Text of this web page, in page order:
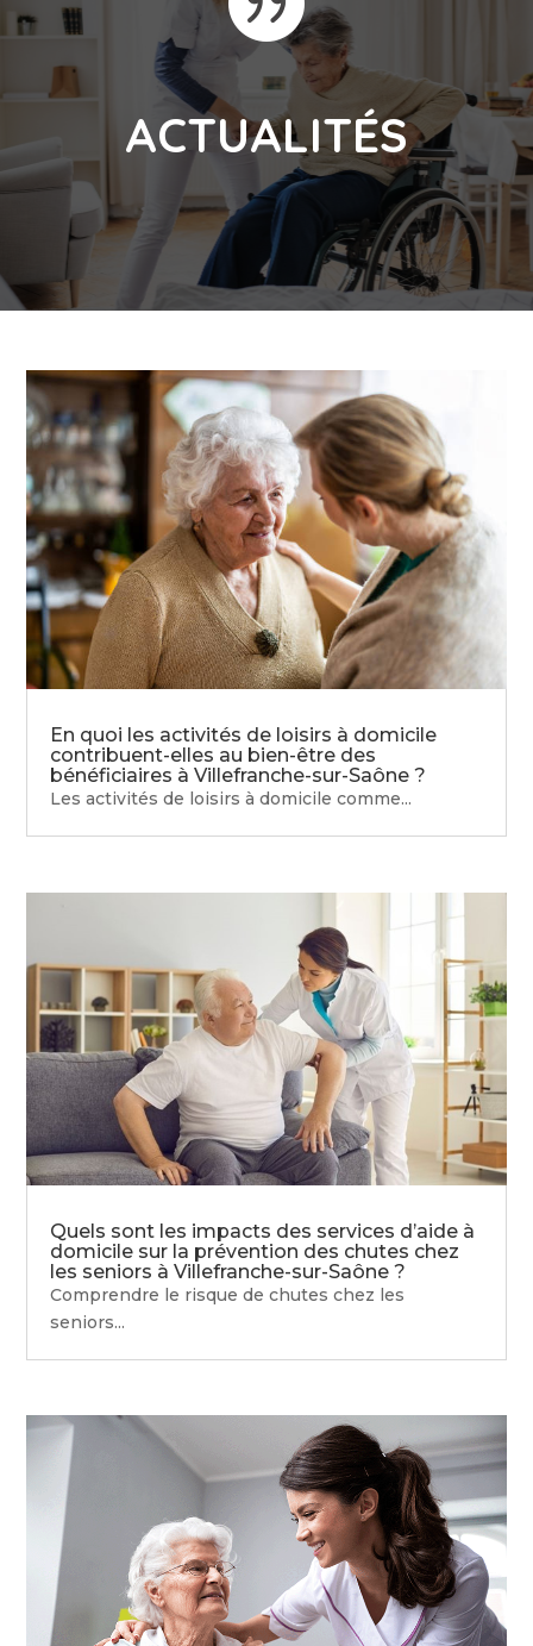
ACTUALITÉS
En quoi les activités de loisirs à domicile
contribuent-elles au bien-être des
bénéficiaires à Villefranche-sur-Saône ?
Les activités de loisirs à domicile comme...
Quels sont les impacts des services d’aide à
domicile sur la prévention des chutes chez
les seniors à Villefranche-sur-Saône ?
Comprendre le risque de chutes chez les
seniors...